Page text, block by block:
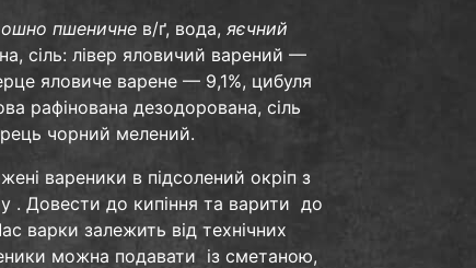
пшеничнев/ґ, вода, яєчний
сіль: лівер яловичий варений —
яловиче варене — 9,1%, цибуля
рафінована дезодорована, сіль
чорний мелений.
вареники в підсолений окріп з
. Довести до кипіння та варити до
варки залежить від технічних
можна подавати із сметаною,